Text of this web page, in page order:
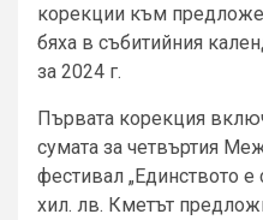
корекции към
бяха в събитийния
за 2024 г.
Първата корекция
сумата за четвъртия
фестивал „Единството е
хил. лв. Кметът